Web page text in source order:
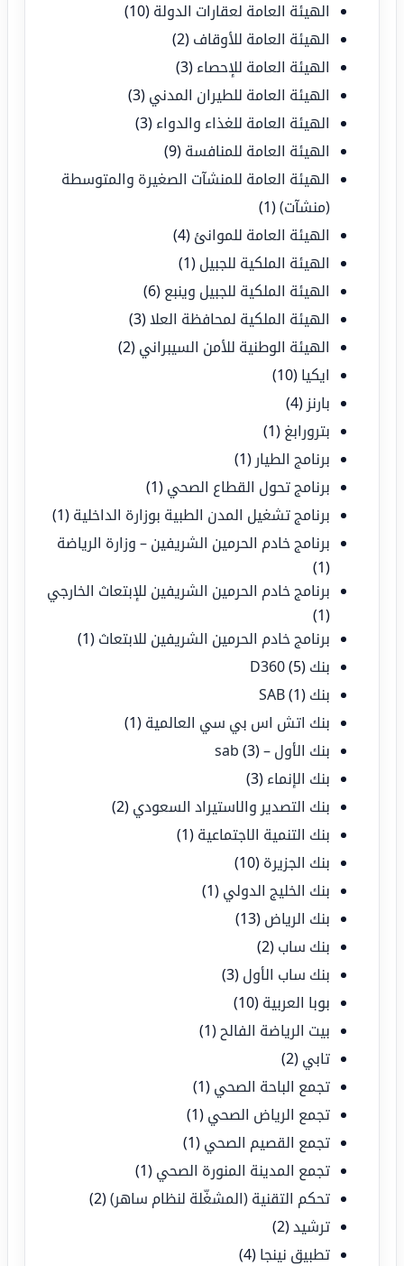
الهيئة العامة لعقارات الدولة (10)
الهيئة العامة للأوقاف (2)
الهيئة العامة للإحصاء (3)
الهيئة العامة للطيران المدني (3)
الهيئة العامة للغذاء والدواء (3)
الهيئة العامة للمنافسة (9)
الهيئة العامة للمنشآت الصغيرة والمتوسطة
(منشآت)(1)
الهيئة العامة للموانئ (4)
الهيئة الملكية للجبيل (1)
الهيئة الملكية للجبيل وينبع (6)
الهيئة الملكية لمحافظة العلا(3)
الهيئة الوطنية للأمن السيبراني (2)
ايكيا (10)
بارنز (4)
بترورابغ (1)
برنامج الطيار (1)
برنامج تحول القطاع الصحي (1)
برنامج تشغيل المدن الطبية بوزارة الداخلية (1)
برنامج خادم الحرمين الشريفين – وزارة الرياضة
(1)
برنامج خادم الحرمين الشريفين للإبتعاث الخارجي
(1)
برنامج خادم الحرمين الشريفين للابتعاث (1)
بنك D360 (5)
بنك SAB (1)
بنك اتش اس بي سي العالمية (1)
بنك الأول – sab(3)
بنك الإنماء (3)
بنك التصدير والاستيراد السعودي (2)
بنك التنمية الاجتماعية (1)
بنك الجزيرة (10)
بنك الخليج الدولي (1)
بنك الرياض (13)
بنك ساب (2)
بنك ساب الأول (3)
بوبا العربية (10)
بيت الرياضة الفالح (1)
تابي (2)
تجمع الباحة الصحي (1)
تجمع الرياض الصحي (1)
تجمع القصيم الصحي (1)
تجمع المدينة المنورة الصحي (1)
تحكم التقنية (المشغّلة لنظام ساهر)(2)
ترشيد(2)
تطبيق نينجا (4)